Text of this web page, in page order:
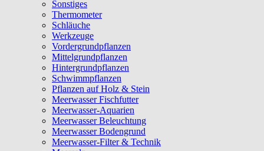
Sonstiges
Thermometer
Schläuche
Werkzeuge
Vordergrundpflanzen
Mittelgrundpflanzen
Hintergrundpflanzen
Schwimmpflanzen
Pflanzen auf Holz & Stein
Meerwasser Fischfutter
Meerwasser-Aquarien
Meerwasser Beleuchtung
Meerwasser Bodengrund
Meerwasser-Filter & Technik